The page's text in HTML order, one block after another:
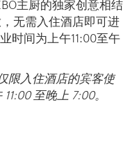
主厨的独家创意相结
无需入住酒店即可进
时间为上午11:00至午
限入住酒店的宾客使
至晚上 7:00。